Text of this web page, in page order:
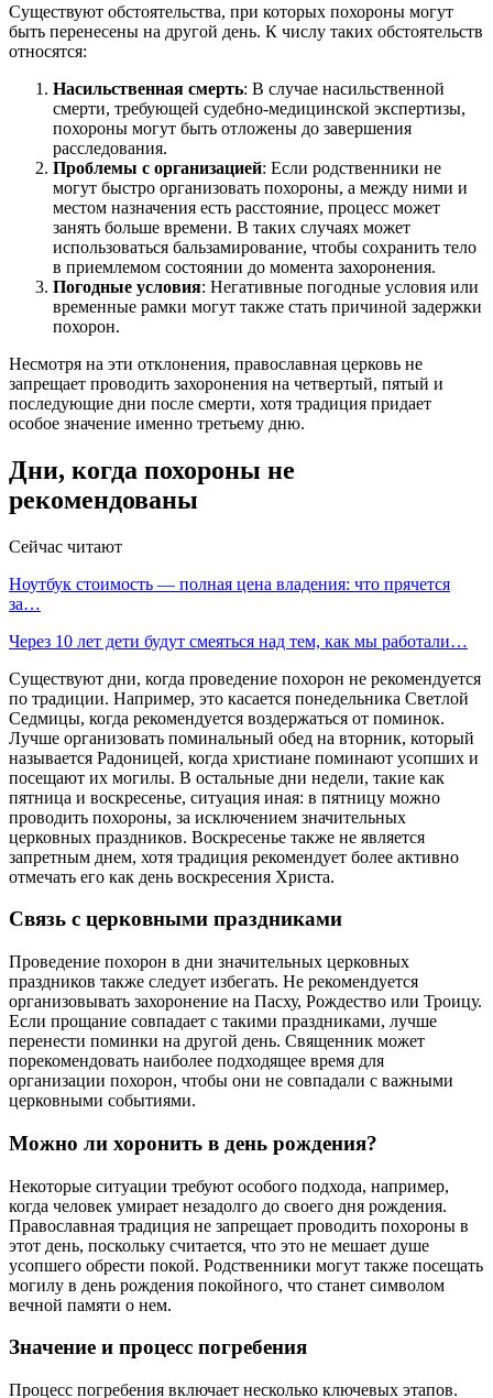
Существуют обстоятельства, при которых похороны могут
быть перенесены на другой день. К числу таких обстоятельств
относятся:
Насильственная смерть: В случае насильственной
смерти, требующей судебно-медицинской экспертизы,
похороны могут быть отложены до завершения
расследования.
Проблемы с организацией: Если родственники не
могут быстро организовать похороны, а между ними и
местом назначения есть расстояние, процесс может
занять больше времени. В таких случаях может
использоваться бальзамирование, чтобы сохранить тело
в приемлемом состоянии до момента захоронения.
Погодные условия: Негативные погодные условия или
временные рамки могут также стать причиной задержки
похорон.
Несмотря на эти отклонения, православная церковь не
запрещает проводить захоронения на четвертый, пятый и
последующие дни после смерти, хотя традиция придает
особое значение именно третьему дню.
Дни, когда похороны не
рекомендованы
Сейчас читают
Ноутбук стоимость — полная цена владения: что прячется
за…
Через 10 лет дети будут смеяться над тем, как мы работали…
Существуют дни, когда проведение похорон не рекомендуется
по традиции. Например, это касается понедельника Светлой
Седмицы, когда рекомендуется воздержаться от поминок.
Лучше организовать поминальный обед на вторник, который
называется Радоницей, когда христиане поминают усопших и
посещают их могилы. В остальные дни недели, такие как
пятница и воскресенье, ситуация иная: в пятницу можно
проводить похороны, за исключением значительных
церковных праздников. Воскресенье также не является
запретным днем, хотя традиция рекомендует более активно
отмечать его как день воскресения Христа.
Связь с церковными праздниками
Проведение похорон в дни значительных церковных
праздников также следует избегать. Не рекомендуется
организовывать захоронение на Пасху, Рождество или Троицу.
Если прощание совпадает с такими праздниками, лучше
перенести поминки на другой день. Священник может
порекомендовать наиболее подходящее время для
организации похорон, чтобы они не совпадали с важными
церковными событиями.
Можно ли хоронить в день рождения?
Некоторые ситуации требуют особого подхода, например,
когда человек умирает незадолго до своего дня рождения.
Православная традиция не запрещает проводить похороны в
этот день, поскольку считается, что это не мешает душе
усопшего обрести покой. Родственники могут также посещать
могилу в день рождения покойного, что станет символом
вечной памяти о нем.
Значение и процесс погребения
Процесс погребения включает несколько ключевых этапов.